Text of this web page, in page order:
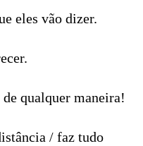
eles vão dizer.
qualquer maneira!
/ faz tudo